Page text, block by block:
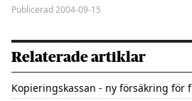
Publicerad2004-09-15
Relaterade artiklar
Kopieringskassan - ny försäkring för